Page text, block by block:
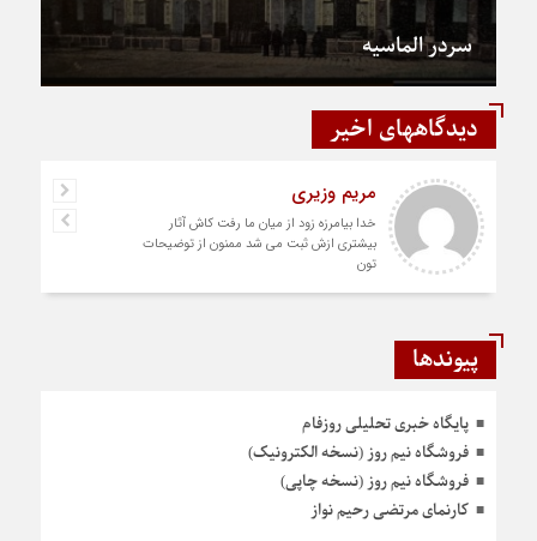
سردر الماسیه
دیدگاههای اخیر
مریم وزیری
خدا بیامرزه زود از میان ما رفت کاش آثار
بیشتری ازش ثبت می شد ممنون از توضیحات
تون
پیوندها
پایگاه خبری تحلیلی روزفام
فروشگاه نیم روز (نسخه الکترونیک)
فروشگاه نیم روز (نسخه چاپی)
کارنمای مرتضی رحیم نواز